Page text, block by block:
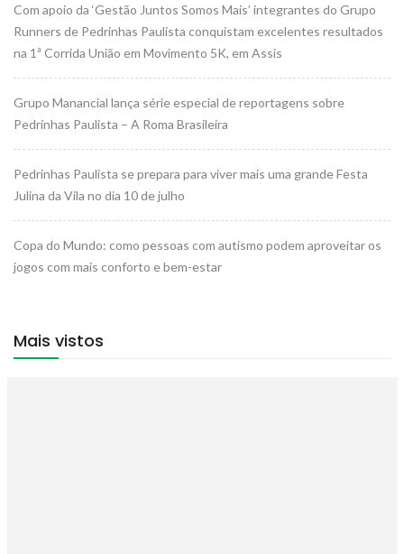
Com apoio da ‘Gestão Juntos Somos Mais’ integrantes do Grupo
Runners de Pedrinhas Paulista conquistam excelentes resultados
na 1ª Corrida União em Movimento 5K, em Assis
Grupo Manancial lança série especial de reportagens sobre
Pedrinhas Paulista – A Roma Brasileira
Pedrinhas Paulista se prepara para viver mais uma grande Festa
Julina da Vila no dia 10 de julho
Copa do Mundo: como pessoas com autismo podem aproveitar os
jogos com mais conforto e bem-estar
Mais vistos